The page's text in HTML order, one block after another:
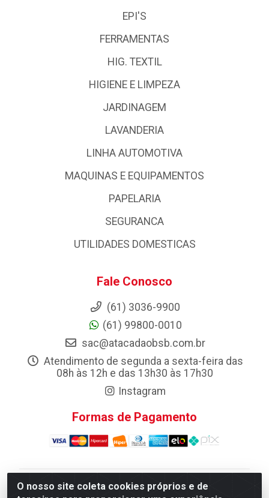
O nosso site coleta cookies próprios e de
EPI'S
FERRAMENTAS
HIG. TEXTIL
HIGIENE E LIMPEZA
JARDINAGEM
LAVANDERIA
LINHA AUTOMOTIVA
MAQUINAS E EQUIPAMENTOS
PAPELARIA
SEGURANCA
UTILIDADES DOMESTICAS
Fale Conosco
(61) 3036-9900
(61) 99800-0010
sac@atacadaobsb.com.br
Atendimento de segunda a sexta-feira das
08h às 12h e das 13h30 às 17h30
Instagram
Formas de Pagamento
Atacadao da Limpeza F. Pereira Queiroz Comercio e